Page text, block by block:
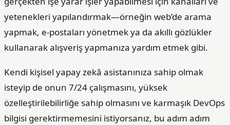
yetenekleri yapılandırmak—örneğin web’de arama
yapmak, e‑postaları yönetmek ya da akıllı gözlükler
kullanarak alışveriş yapmanıza yardım etmek gibi.
Kendi kişisel yapay zekâ asistanınıza sahip olmak
isteyip de onun 7/24 çalışmasını, yüksek
özelleştirilebilirliğe sahip olmasını ve karmaşık DevOps
bilgisi gerektirmemesini istiyorsanız, bu adım adım